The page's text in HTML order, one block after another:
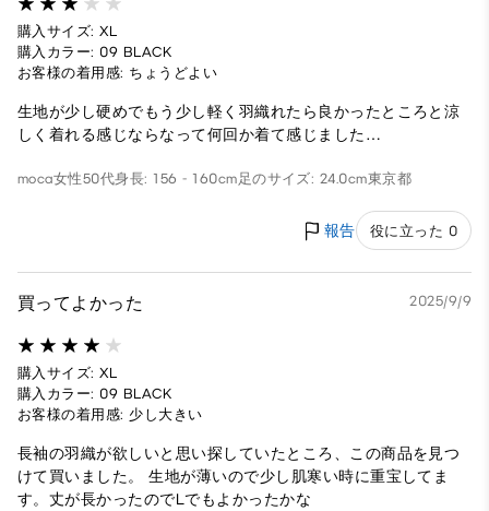
購入サイズ: XL
購入カラー: 09 BLACK
お客様の着用感: ちょうどよい
生地が少し硬めでもう少し軽く羽織れたら良かったところと涼
しく着れる感じならなって何回か着て感じました…
moca女性50代身長: 156 - 160cm足のサイズ: 24.0cm東京都
報告 役に立った 0
買ってよかった 2025/9/9
購入サイズ: XL
購入カラー: 09 BLACK
お客様の着用感: 少し大きい
長袖の羽織が欲しいと思い探していたところ、この商品を見つ
けて買いました。 生地が薄いので少し肌寒い時に重宝してま
す。丈が長かったのでLでもよかったかな